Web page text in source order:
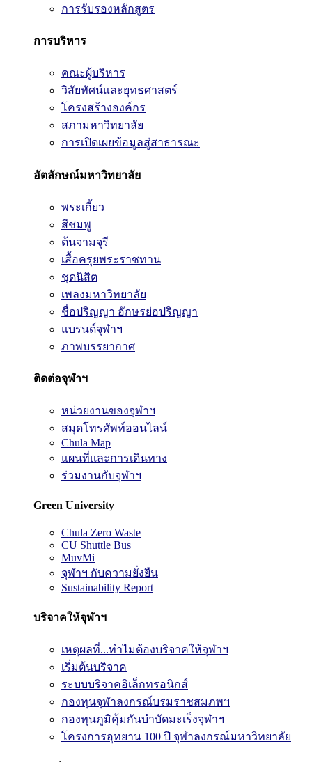
การรับรองหลักสูตร
การบริหาร
คณะผู้บริหาร
วิสัยทัศน์และยุทธศาสตร์
โครงสร้างองค์กร
สภามหาวิทยาลัย
การเปิดเผยข้อมูลสู่สาธารณะ
อัตลักษณ์มหาวิทยาลัย
พระเกี้ยว
สีชมพู
ต้นจามจุรี
เสื้อครุยพระราชทาน
ชุดนิสิต
เพลงมหาวิทยาลัย
ชื่อปริญญา อักษรย่อปริญญา
แบรนด์จุฬาฯ
ภาพบรรยากาศ
ติดต่อจุฬาฯ
หน่วยงานของจุฬาฯ
สมุดโทรศัพท์ออนไลน์
Chula Map
แผนที่และการเดินทาง
ร่วมงานกับจุฬาฯ
Green University
Chula Zero Waste
CU Shuttle Bus
MuvMi
จุฬาฯ กับความยั่งยืน
Sustainability Report
บริจาคให้จุฬาฯ
เหตุผลที่...ทำไมต้องบริจาคให้จุฬาฯ
เริ่มต้นบริจาค
ระบบบริจาคอิเล็กทรอนิกส์
กองทุนจุฬาลงกรณ์บรมราชสมภพฯ
กองทุนภูมิคุ้มกันบำบัดมะเร็งจุฬาฯ
โครงการอุทยาน 100 ปี จุฬาลงกรณ์มหาวิทยาลัย